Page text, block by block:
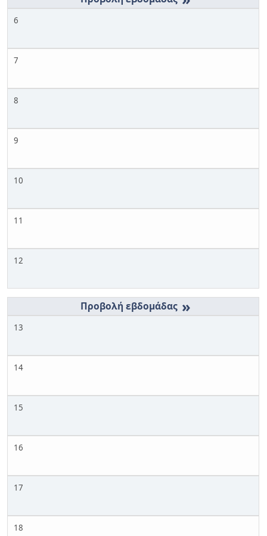
6
7
8
9
10
11
12
»
13
14
15
16
17
18